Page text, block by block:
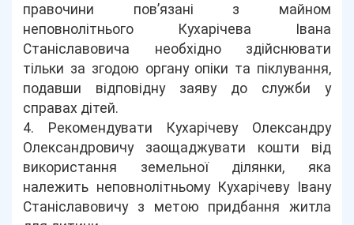
правочини пов’язані з майном
неповнолітнього Кухарічева Івана
Станіславовича необхідно здійснювати
тільки за згодою органу опіки та піклування,
подавши відповідну заяву до служби у
справах дітей.
4. Рекомендувати Кухарічеву Олександру
Олександровичу заощаджувати кошти від
використання земельної ділянки, яка
належить неповнолітньому Кухарічеву Івану
Станіславовичу з метою придбання житла